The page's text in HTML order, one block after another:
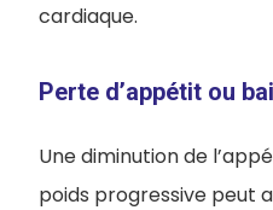
cardiaque.
Perte d’appétit ou
Une diminution de
poids progressive peut